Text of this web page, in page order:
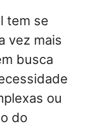
tem se
vez mais
busca
ou
do